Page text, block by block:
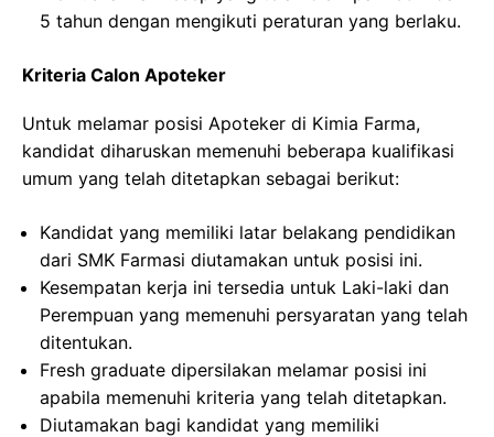
5 tahun dengan mengikuti peraturan yang berlaku.
Kriteria Calon Apoteker
Untuk melamar posisi Apoteker di Kimia Farma,
kandidat diharuskan memenuhi beberapa kualifikasi
umum yang telah ditetapkan sebagai berikut:
Kandidat yang memiliki latar belakang pendidikan
dari SMK Farmasi diutamakan untuk posisi ini.
Kesempatan kerja ini tersedia untuk Laki-laki dan
Perempuan yang memenuhi persyaratan yang telah
ditentukan.
Fresh graduate dipersilakan melamar posisi ini
apabila memenuhi kriteria yang telah ditetapkan.
Diutamakan bagi kandidat yang memiliki